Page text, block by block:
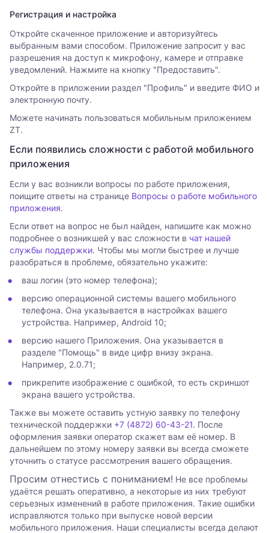
Регистрация и настройка
Откройте скаченное приложение и авторизуйтесь
выбранным вами способом. Приложение запросит у вас
разрешения на доступ к микрофону, камере и отправке
уведомлений. Нажмите на кнопку "Предоставить".
Откройте в приложении раздел "Профиль" и введите ФИО и
электронную почту.
Можете начинать пользоваться мобильным приложением
ZT.
Если появились сложности с работой мобильного
приложения
Если у вас возникли вопросы по работе приложения,
поищите ответы на странице Вопросы о работе мобильного
приложения.
Если ответ на вопрос не был найден, напишите как можно
подробнее о возникшей у вас сложности в чат нашей
службы поддержки. Чтобы мы могли быстрее и лучше
разобраться в проблеме, обязательно укажите:
ваш логин (это номер телефона);
версию операционной системы вашего мобильного
телефона. Она указывается в настройках вашего
устройства. Например, Android 10;
версию нашего Приложения. Она указывается в
разделе "Помощь" в виде цифр внизу экрана.
Например, 2.0.71;
прикрепите изображение с ошибкой, то есть скриншот
экрана вашего устройства.
Также вы можете оставить устную заявку по телефону
технической поддержки +7 (4872) 60-43-21. После
оформления заявки оператор скажет вам её номер. В
дальнейшем по этому номеру заявки вы всегда сможете
уточнить о статусе рассмотрения вашего обращения.
Просим отнестись с пониманием! Не все проблемы
удаётся решать оперативно, а некоторые из них требуют
серьезных изменений в работе приложения. Такие ошибки
исправляются только при выпуске новой версии
мобильного приложения. Наши специалисты всегда делают